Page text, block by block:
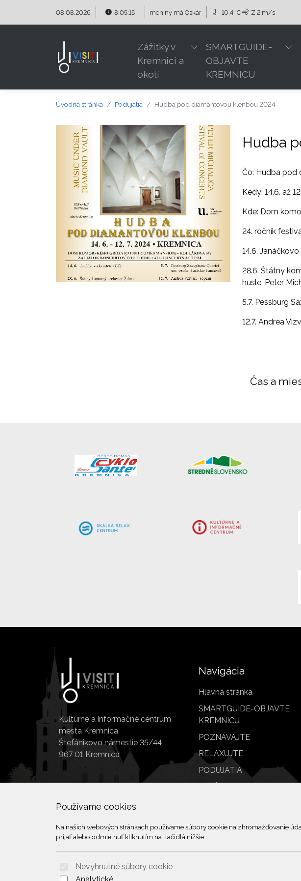
08.08.2026 8:05:15 meniny máOskár 10.4 °C Z 2 m/s
Zážitky v
Kremnici a
okolí
SMARTGUIDE-
OBJAVTE
KREMNICU
Úvodná stránka Podujatia Hudba pod diamantovou klenbou 2024
Hudba
Čo: Hudba pod
Kedy: 14.6. až
Kde: Dom
24. ročník
14.6.
28.6. Štátny
husle, Peter
5.7. Pessburg
12.7. Andrea
Čas a
Používame cookies
Na našich webových stránkach používame súbory cookie na zhromažďovanie
prijať alebo odmietnuť kliknutím na tlačidlá nižšie.
Nevyhnutné súbory cookie
Kultúrne a informačné centrum
mesta Kremnica
Štefánikovo námestie 35/44
967 01 Kremnica
Navigácia
Hlavná stránka
SMARTGUIDE-OBJAVTE
KREMNICU
POZNÁVAJTE
RELAXUJTE
PODUJATIA
© 2026 Arrabella